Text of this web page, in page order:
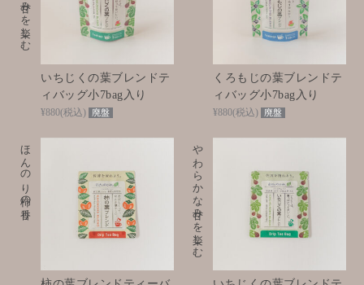
いちじくの葉ブレンドテ
ィバッグ小7bag入り
¥880(税込) 廃盤
くろもじの葉ブレンドテ
ィバッグ小7bag入り
¥880(税込) 廃盤
ほんのり柿の香り やわらかな甘みを楽しむ